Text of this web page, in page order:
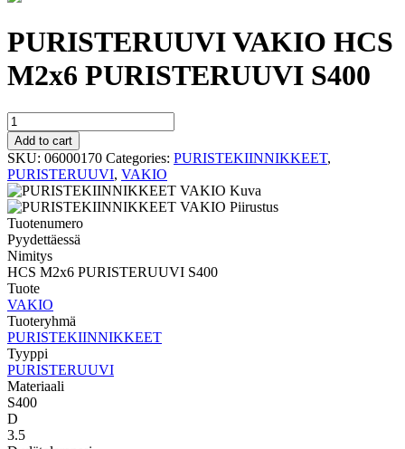
PURISTERUUVI VAKIO HCS
M2x6 PURISTERUUVI S400
PURISTERUUVI
VAKIO
HCS
M2x6
PURISTERUUVI
S400
quantity
Add to cart
SKU: 06000170 Categories: PURISTEKIINNIKKEET,
PURISTERUUVI, VAKIO
Tuotenumero
Pyydettäessä
Nimitys
HCS M2x6 PURISTERUUVI S400
Tuote
VAKIO
Tuoteryhmä
PURISTEKIINNIKKEET
Tyyppi
PURISTERUUVI
Materiaali
S400
D
3.5